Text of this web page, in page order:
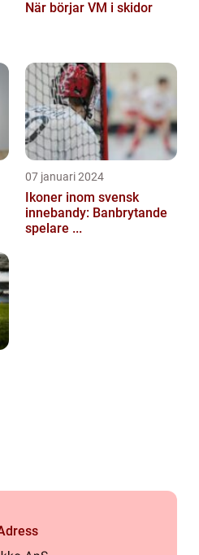
När börjar VM i skidor
07 januari 2024
Ikoner inom svensk
innebandy: Banbrytande
spelare ...